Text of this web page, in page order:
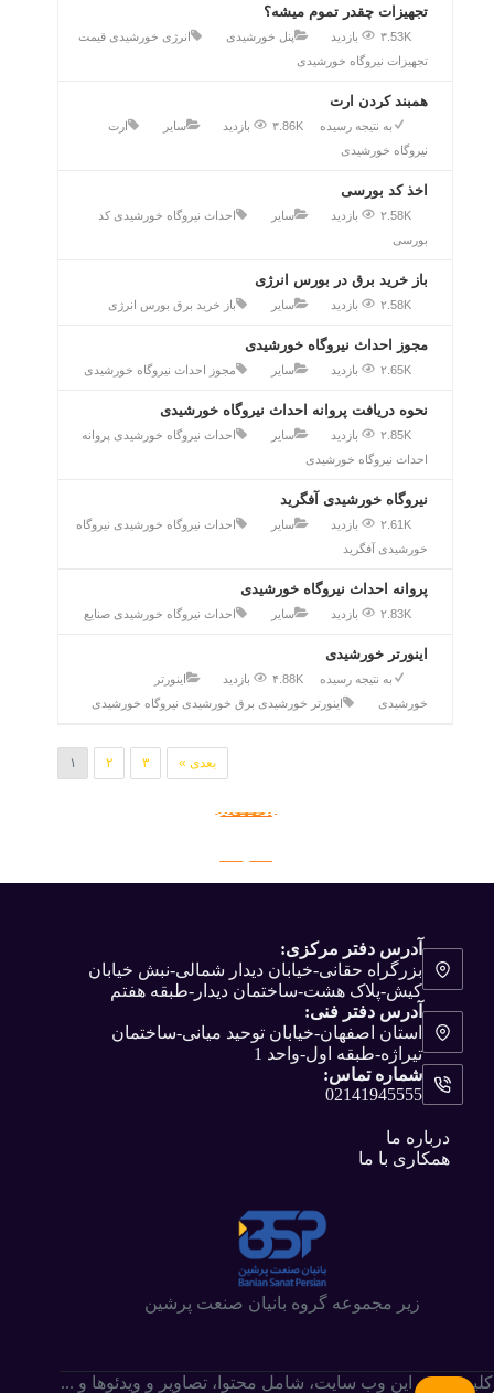
تجهیزات چقدر تموم میشه؟
۳.53K بازدید پنل خورشیدی انرژی خورشیدی قیمت
تجهیزات نیروگاه خورشیدی
همبند کردن ارت
به نتیجه رسیده ۳.86K بازدید سایر
ارت
نیروگاه خورشیدی
اخذ کد بورسی
۲.58K بازدید سایر احداث نیروگاه خورشیدی کد
بورسی
باز خرید برق در بورس انرژی
۲.58K بازدید سایر باز خرید برق بورس انرژی
مجوز احداث نیروگاه خورشیدی
۲.65K بازدید سایر مجوز احداث نیروگاه خورشیدی
نحوه دریافت پروانه احداث نیروگاه خورشیدی
۲.85K بازدید سایر احداث نیروگاه خورشیدی پروانه
احداث نیروگاه خورشیدی
نیروگاه خورشیدی آفگرید
۲.61K بازدید سایر احداث نیروگاه خورشیدی نیروگاه
خورشیدی آفگرید
پروانه احداث نیروگاه خورشیدی
۲.83K بازدید سایر احداث نیروگاه خورشیدی صنایع
اینورتر خورشیدی
به نتیجه رسیده ۴.88K بازدید
اینورتر
خورشیدی
اینورتر خورشیدی برق خورشیدی نیروگاه خورشیدی
۱ ۲ ۳ بعدی »
آدرس دفتر مرکزی:
بزرگراه حقانی-خیابان دیدار شمالی-نبش خیابان
کیش-پلاک هشت-ساختمان دیدار-طبقه هفتم
آدرس دفتر فنی:
استان اصفهان-خیابان توحید میانی-ساختمان
تیراژه-طبقه اول-واحد 1
شماره تماس:
02141945555
درباره ما
همکاری با ما
زیر مجموعه گروه بانیان صنعت پرشین
کلیه حقوق این وب سایت،‌ شامل محتوا، تصاویر و ویدئوها و ...